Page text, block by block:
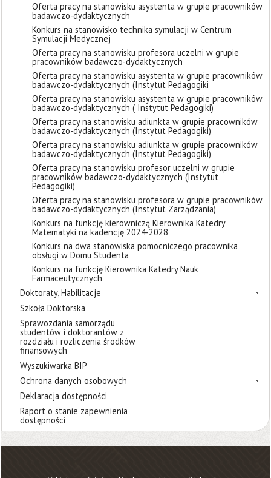
Oferta pracy na stanowisku asystenta w grupie pracowników
badawczo-dydaktycznych
Konkurs na stanowisko technika symulacji w Centrum
Symulacji Medycznej
Oferta pracy na stanowisku profesora uczelni w grupie
pracowników badawczo-dydaktycznych
Oferta pracy na stanowisku asystenta w grupie pracowników
badawczo-dydaktycznych (Instytut Pedagogiki
Oferta pracy na stanowisku asystenta w grupie pracowników
badawczo-dydaktycznych ( Instytut Pedagogiki)
Oferta pracy na stanowisku adiunkta w grupie pracowników
badawczo-dydaktycznych (Instytut Pedagogiki)
Oferta pracy na stanowisku adiunkta w grupie pracowników
badawczo-dydaktycznych (Instytut Pedagogiki)
Oferta pracy na stanowisku profesor uczelni w grupie
pracowników badawczo-dydaktycznych (Instytut
Pedagogiki)
Oferta pracy na stanowisku profesora w grupie pracowników
badawczo-dydaktycznych (Instytut Zarządzania)
Konkurs na funkcję kierowniczą Kierownika Katedry
Matematyki na kadencję 2024-2028
Konkurs na dwa stanowiska pomocniczego pracownika
obsługi w Domu Studenta
Konkurs na funkcję Kierownika Katedry Nauk
Farmaceutycznych
Doktoraty, Habilitacje
Szkoła Doktorska
Sprawozdania samorządu
studentów i doktorantów z
rozdziału i rozliczenia środków
finansowych
Wyszukiwarka BIP
Ochrona danych osobowych
Deklaracja dostępności
Raport o stanie zapewnienia
dostępności